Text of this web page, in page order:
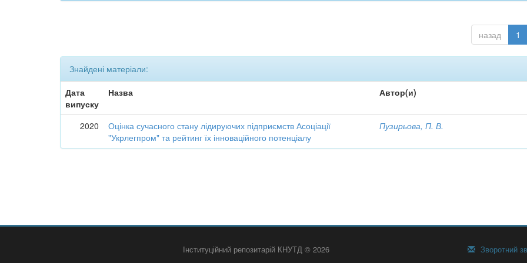
назад 1
Знайдені матеріали:
Дата
випуску
Назва Автор(и)
2020
Оцінка сучасного стану лідируючих підприємств Асоціації
"Укрлегпром" та рейтинг їх інноваційного потенціалу
Пузирьова, П. В.
Інституційний репозитарій КНУТД © 2026 Зворотний